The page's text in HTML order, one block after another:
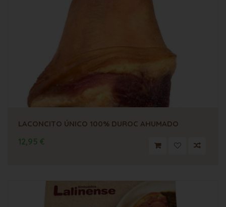
LACONCITO ÚNICO 100% DUROC AHUMADO
12,95 €